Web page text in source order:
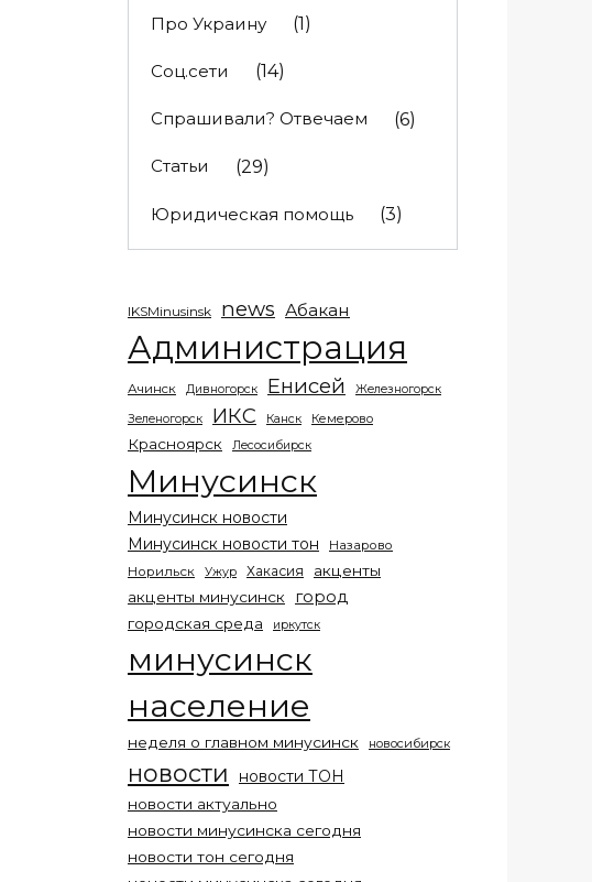
Про Украину (1)
Соц.сети (14)
Спрашивали? Отвечаем (6)
Статьи (29)
Юридическая помощь (3)
IKSMinusinsk news Абакан
Администрация
Ачинск Дивногорск Енисей Железногорск
Зеленогорск ИКС Канск Кемерово
Красноярск Лесосибирск
Минусинск
Минусинск новости
Минусинск новости тон
Назарово
Норильск
Ужур Хакасия
акценты
акценты минусинск
город
городская среда иркутск
минусинск
население
неделя о главном минусинск новосибирск
новости новости ТОН
новости актуально
новости минусинска сегодня
новости тон сегодня